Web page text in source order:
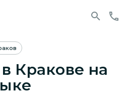
в Кракове на